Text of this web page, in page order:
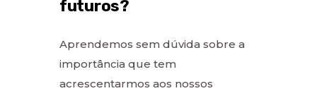
futuros?
Aprendemos sem dúvida sobre a
importância que tem
acrescentarmos aos nossos